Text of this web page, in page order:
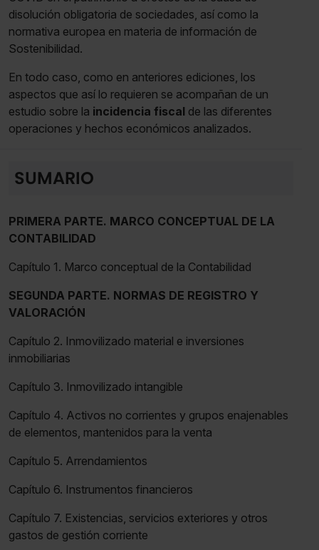
disolución obligatoria de sociedades, así como la
normativa europea en materia de información de
Sostenibilidad.
En todo caso, como en anteriores ediciones, los
aspectos que así lo requieren se acompañan de un
estudio sobre la incidencia fiscal de las diferentes
operaciones y hechos económicos analizados.
SUMARIO
PRIMERA PARTE. MARCO CONCEPTUAL DE LA
CONTABILIDAD
Capítulo 1. Marco conceptual de la Contabilidad
SEGUNDA PARTE. NORMAS DE REGISTRO Y
VALORACIÓN
Capítulo 2. Inmovilizado material e inversiones
inmobiliarias
Capítulo 3. Inmovilizado intangible
Capítulo 4. Activos no corrientes y grupos enajenables
de elementos, mantenidos para la venta
Capítulo 5. Arrendamientos
Capítulo 6. Instrumentos financieros
Capítulo 7. Existencias, servicios exteriores y otros
gastos de gestión corriente